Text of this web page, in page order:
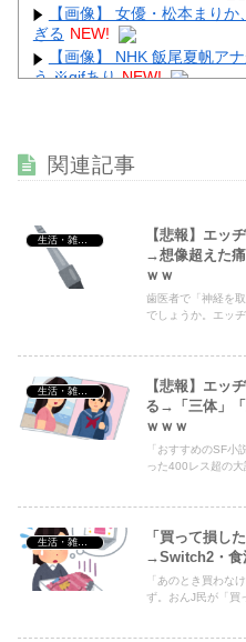
【画像】 女優・松本まり
ぎる NEW!
【画像】 NHK 飯尾夏帆ア
う ※gifあり NEW!
【画像】 ほぼ全裸なドス
Powered by livedoor 相互
関連記事
生活・雑談・恋愛
【悲報】エッ
→想像超えた
ｗｗ
歯医者で「神経を
でしょうか。エッ
生活・雑談・恋愛
【悲報】エッ
る→「三体」
ｗｗｗ
「おすすめのSF小
った400レス超の大
生活・雑談・恋愛
「買って損し
→Switch2・食
「あのとき買わな
ず。おんJ民が「買